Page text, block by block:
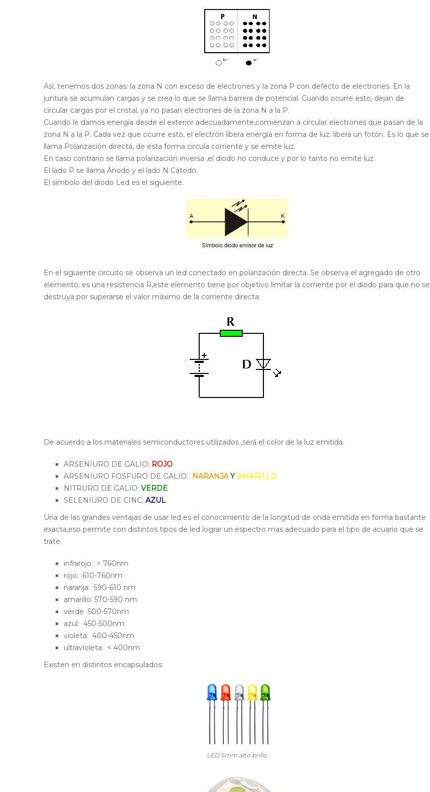
Así, tenemos dos zonas: la zona N con exceso de electrones y la zona P con defecto de electrones. En la
juntura se acumulan cargas y se crea lo que se llama barrera de potencial. Cuando ocurre esto, dejan de
circular cargas por el cristal, ya no pasan electrones de la zona N a la P.
Cuando le damos energía desde el exterior adecuadamente,comienzan a circular electrones que pasan de la
zona N a la P. Cada vez que ocurre esto, el electrón libera energía en forma de luz: libera un fotón. Es lo que se
llama Polarización directa, de esta forma circula corriente y se emite luz.
En caso contrario se llama polarización inversa ,el diodo no conduce y por lo tanto no emite luz.
El lado P se llama Ánodo y el lado N Cátodo.
El símbolo del diodo Led es el siguiente.
En el siguiente circuito se observa un led conectado en polarización directa. Se observa el agregado de otro
elemento: es una resistencia R,este elemento tiene por objetivo limitar la corriente por el diodo para que no se
destruya por superarse el valor máximo de la corriente directa.
De acuerdo a los materiales semiconductores utilizados ,será el color de la luz emitida.
ARSENIURO DE GALIO: ROJO
ARSENIURO FOSFURO DE GALIO:
NARANJAYAMARILLO
NITRURO DE GALIO: VERDE
SELENIURO DE CINC: AZUL
Una de las grandes ventajas de usar led es el conocimiento de la longitud de onda emitida en forma bastante
exacta,eso permite con distintos tipos de led lograr un espectro mas adecuado para el tipo de acuario que se
trate.
infrarojo: > 760nm
rojo: 610-760nm
naranja: 590-610 nm
amarillo: 570-590 nm
verde 500-570nm
azul: 450-500nm
violeta: 400-450nm
ultravioleta: < 400nm
Existen en distintos encapsulados:
LED 5mm alto brillo